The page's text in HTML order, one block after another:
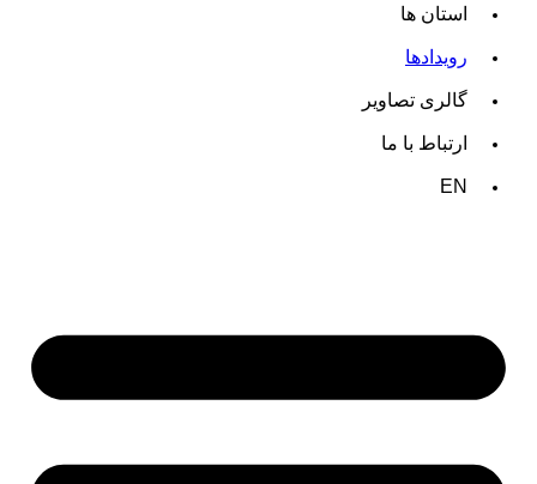
استان ها
رویدادها
گالری تصاویر
ارتباط با ما
EN